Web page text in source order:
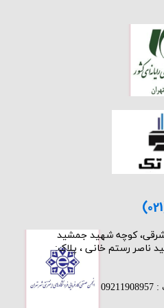
شرقی، کوچه شهید جمشید
ناصر رستم خانی ، پلاک: